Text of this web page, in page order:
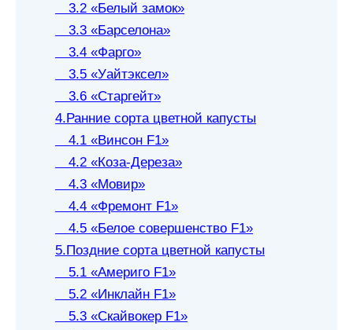
3.2 «Белый замок»
3.3 «Барселона»
3.4 «Фарго»
3.5 «Уайтэксел»
3.6 «Старгейт»
4.Ранние сорта цветной капусты
4.1 «Винсон F1»
4.2 «Коза-Дереза»
4.3 «Мовир»
4.4 «Фремонт F1»
4.5 «Белое совершенство F1»
5.Поздние сорта цветной капусты
5.1 «Америго F1»
5.2 «Инклайн F1»
5.3 «Скайвокер F1»